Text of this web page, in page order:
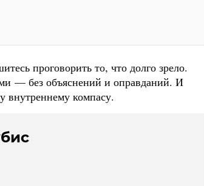
проговорить то, что долго зрело.
— без объяснений и оправданий. И
внутреннему компасу.